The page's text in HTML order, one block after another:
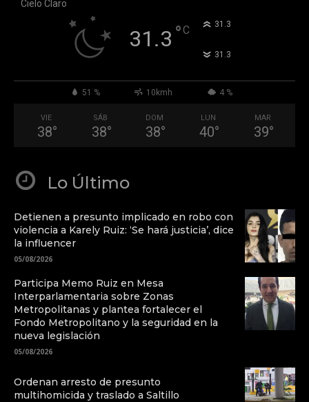
Cielo Claro
31.3 °C 31.3
31.3
51 % 10kmh 4 %
VIE
38°
SÁB
38°
DOM
38°
LUN
40°
MAR
39°
Lo Último
Detienen a presunto implicado en robo con
violencia a Karely Ruiz: ‘Se hará justicia’, dice
la influencer
05/08/2026
Participa Memo Ruiz en Mesa
Interparlamentaria sobre Zonas
Metropolitanas y plantea fortalecer el
Fondo Metropolitano y la seguridad en la
nueva legislación
05/08/2026
Ordenan arresto de presunto
multihomicida y traslado a Saltillo